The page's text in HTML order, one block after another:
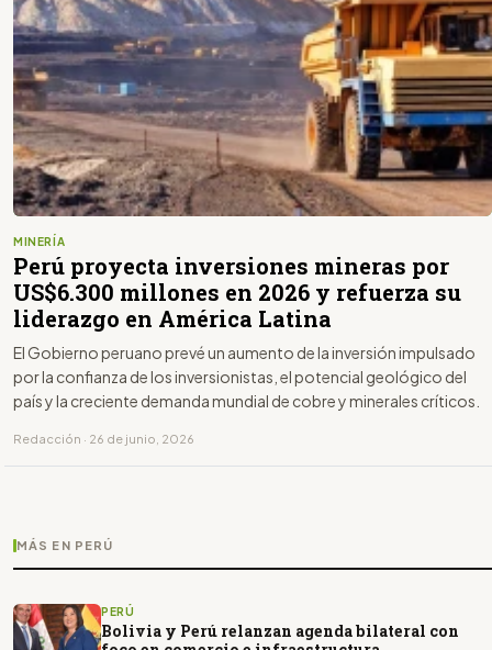
MINERÍA
Perú proyecta inversiones mineras por
US$6.300 millones en 2026 y refuerza su
liderazgo en América Latina
El Gobierno peruano prevé un aumento de la inversión impulsado
por la confianza de los inversionistas, el potencial geológico del
país y la creciente demanda mundial de cobre y minerales críticos.
Redacción · 26 de junio, 2026
MÁS EN PERÚ
PERÚ
Bolivia y Perú relanzan agenda bilateral con